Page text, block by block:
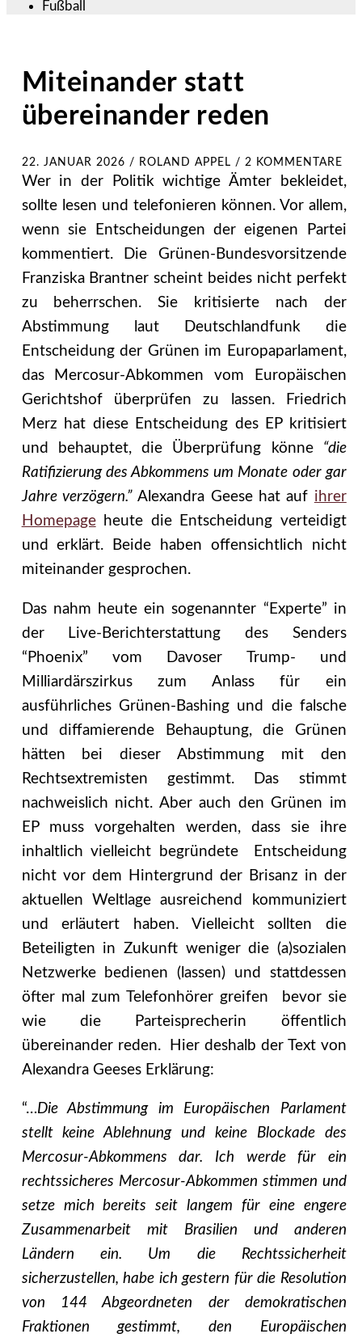
Fußball
Miteinander statt
übereinander reden
22. JANUAR 2026 / ROLAND APPEL / 2 KOMMENTARE
Wer in der Politik wichtige Ämter bekleidet,
sollte lesen und telefonieren können. Vor allem,
wenn sie Entscheidungen der eigenen Partei
kommentiert. Die Grünen-Bundesvorsitzende
Franziska Brantner scheint beides nicht perfekt
zu beherrschen. Sie kritisierte nach der
Abstimmung laut Deutschlandfunk die
Entscheidung der Grünen im Europaparlament,
das Mercosur-Abkommen vom Europäischen
Gerichtshof überprüfen zu lassen. Friedrich
Merz hat diese Entscheidung des EP kritisiert
und behauptet, die Überprüfung könne “die
Ratifizierung des Abkommens um Monate oder gar
Jahre verzögern.” Alexandra Geese hat auf ihrer
Homepageheute die Entscheidung verteidigt
und erklärt. Beide haben offensichtlich nicht
miteinander gesprochen.
Das nahm heute ein sogenannter “Experte” in
der Live-Berichterstattung des Senders
“Phoenix” vom Davoser Trump- und
Milliardärszirkus zum Anlass für ein
ausführliches Grünen-Bashing und die falsche
und diffamierende Behauptung, die Grünen
hätten bei dieser Abstimmung mit den
Rechtsextremisten gestimmt. Das stimmt
nachweislich nicht. Aber auch den Grünen im
EP muss vorgehalten werden, dass sie ihre
inhaltlich vielleicht begründete Entscheidung
nicht vor dem Hintergrund der Brisanz in der
aktuellen Weltlage ausreichend kommuniziert
und erläutert haben. Vielleicht sollten die
Beteiligten in Zukunft weniger die (a)sozialen
Netzwerke bedienen (lassen) und stattdessen
öfter mal zum Telefonhörer greifen bevor sie
wie die Parteisprecherin öffentlich
übereinander reden. Hier deshalb der Text von
Alexandra Geeses Erklärung:
“…Die Abstimmung im Europäischen Parlament
stellt keine Ablehnung und keine Blockade des
Mercosur-Abkommens dar. Ich werde für ein
rechtssicheres Mercosur-Abkommen stimmen und
setze mich bereits seit langem für eine engere
Zusammenarbeit mit Brasilien und anderen
Ländern ein. Um die Rechtssicherheit
sicherzustellen, habe ich gestern für die Resolution
von 144 Abgeordneten der demokratischen
Fraktionen gestimmt, den Europäischen